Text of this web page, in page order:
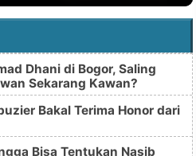
Dhani di Bogor, Saling
Sekarang Kawan?
Bakal Terima Honor dari
Bisa Tentukan Nasib